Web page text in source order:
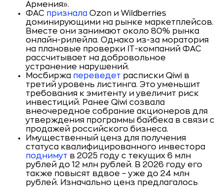
Армения».
ФАС признала Ozon и Wildberries
доминирующими на рынке маркетплейсов.
Вместе они занимают около 80% рынка
онлайн-рилейла. Однако из-за моратория
на плановые проверки IT-компаний ФАС
рассчитывает на добровольное
устранение нарушений.
Мосбиржа переведет расписки Qiwi в
третий уровень листинга. Это уменьшит
требования к эмитенту и увеличит риск
инвестиций. Ранее Qiwi созвала
внеочередное собрание акционеров для
утверждения программы байбека в связи с
продажей российского бизнеса.
Имущественный ценз для получения
статуса квалифицированного инвестора
поднимут в 2025 году с текущих 6 млн
рублей до 12 млн рублей. В 2026 году его
также повысят вдвое – уже до 24 млн
рублей. Изначально ценз предлагалось